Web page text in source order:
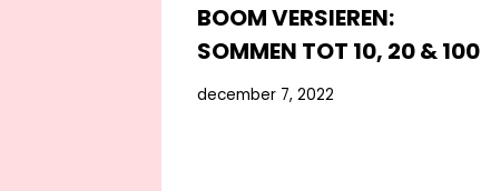
BOOM VERSIEREN:
SOMMEN TOT 10, 20 & 100
december 7, 2022